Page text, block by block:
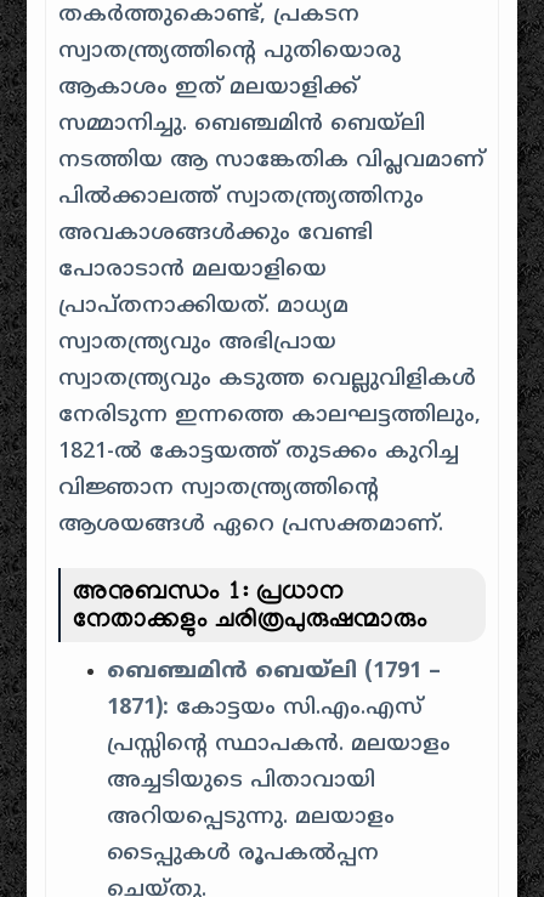
തകർത്തുകൊണ്ട്, പ്രകടന
സ്വാതന്ത്ര്യത്തിന്റെ പുതിയൊരു
ആകാശം ഇത് മലയാളിക്ക്
സമ്മാനിച്ചു. ബെഞ്ചമിൻ ബെയ്‌ലി
നടത്തിയ ആ സാങ്കേതിക വിപ്ലവമാണ്
പിൽക്കാലത്ത് സ്വാതന്ത്ര്യത്തിനും
അവകാശങ്ങൾക്കും വേണ്ടി
പോരാടാൻ മലയാളിയെ
പ്രാപ്തനാക്കിയത്. മാധ്യമ
സ്വാതന്ത്ര്യവും അഭിപ്രായ
സ്വാതന്ത്ര്യവും കടുത്ത വെല്ലുവിളികൾ
നേരിടുന്ന ഇന്നത്തെ കാലഘട്ടത്തിലും,
1821-ൽ കോട്ടയത്ത് തുടക്കം കുറിച്ച
വിജ്ഞാന സ്വാതന്ത്ര്യത്തിന്റെ
ആശയങ്ങൾ ഏറെ പ്രസക്തമാണ്.
അനുബന്ധം 1: പ്രധാന
നേതാക്കളും ചരിത്രപുരുഷന്മാരും
ബെഞ്ചമിൻ ബെയ്‌ലി (1791 –
1871): കോട്ടയം സി.എം.എസ്
പ്രസ്സിന്റെ സ്ഥാപകൻ. മലയാളം
അച്ചടിയുടെ പിതാവായി
അറിയപ്പെടുന്നു. മലയാളം
ടൈപ്പുകൾ രൂപകൽപ്പന
ചെയ്തു.